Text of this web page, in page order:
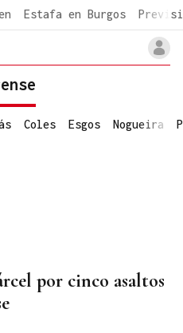
Estafa en Burgos
Coles Esgos Nogueira
por cinco asaltos